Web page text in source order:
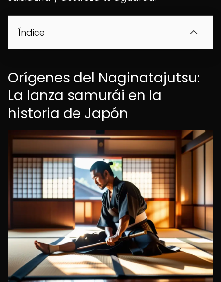
Índice
Orígenes del Naginatajutsu:
La lanza samurái en la
historia de Japón